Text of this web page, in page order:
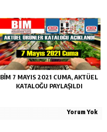
BIM 7 MAYIS 2021 CUMA, AKTÜEL
KATALOĞU PAYLAŞILDI
Yorum Yok